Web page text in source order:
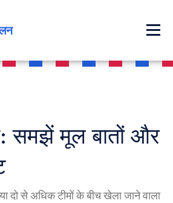
समझें मूल बातों और
दो से अधिक टीमों के बीच खेला जाने वाला